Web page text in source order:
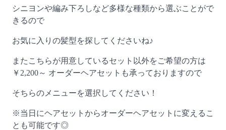
シニヨンや編み下ろしなど多様な種類から選ぶことがで
きるので
お気に入りの髪型を探してくださいね♪
またこちらが用意しているセット以外をご希望の方は
￥2,200～ オーダーヘアセットも承っておりますので
そちらのメニューを選択してください！
※当日にヘアセットからオーダーヘアセットに変えるこ
とも可能です◎